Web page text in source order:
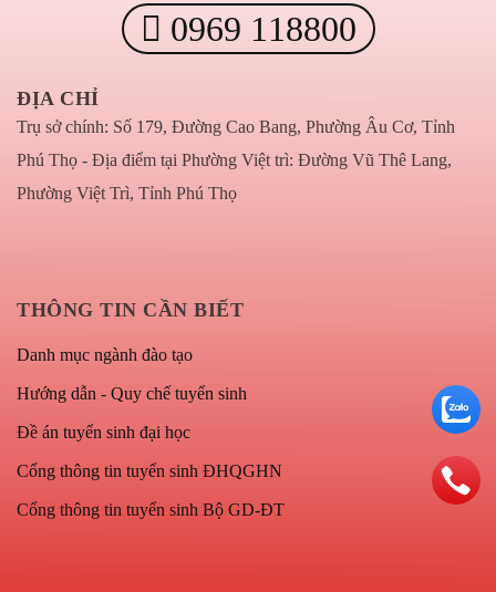
0969 118800
ĐỊA CHỈ
Trụ sở chính: Số 179, Đường Cao Bang, Phường Âu Cơ, Tỉnh
Phú Thọ - Địa điểm tại Phường Việt trì: Đường Vũ Thê Lang,
Phường Việt Trì, Tỉnh Phú Thọ
THÔNG TIN CẦN BIẾT
Danh mục ngành đào tạo
Hướng dẫn - Quy chế tuyển sinh
Đề án tuyển sinh đại học
Cổng thông tin tuyển sinh ĐHQGHN
Cổng thông tin tuyển sinh Bộ GD-ĐT